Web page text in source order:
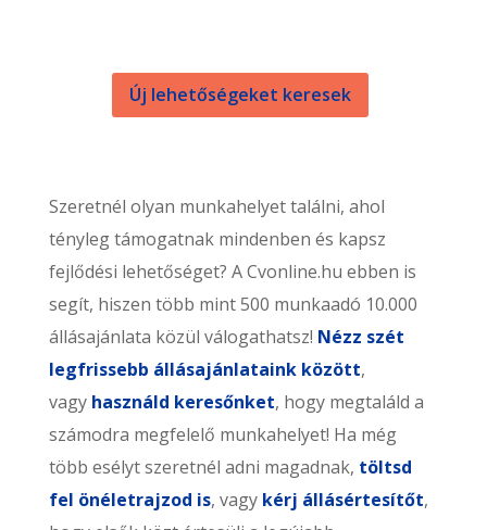
Új lehetőségeket keresek
Szeretnél olyan munkahelyet találni, ahol
tényleg támogatnak mindenben és kapsz
fejlődési lehetőséget? A Cvonline.hu ebben is
segít, hiszen több mint 500 munkaadó 10.000
állásajánlata közül válogathatsz! Nézz szét
legfrissebb állásajánlataink között,
vagy használd keresőnket, hogy megtaláld a
számodra megfelelő munkahelyet! Ha még
több esélyt szeretnél adni magadnak, töltsd
fel önéletrajzod is, vagy kérj állásértesítőt,